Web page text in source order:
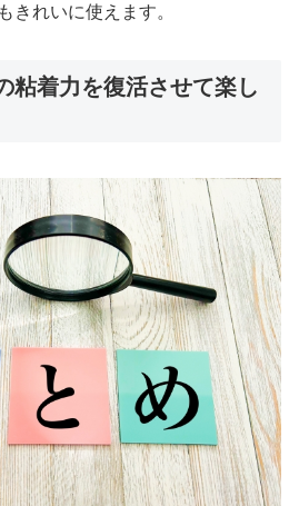
きれいに使えます。
粘着力を復活させて楽し